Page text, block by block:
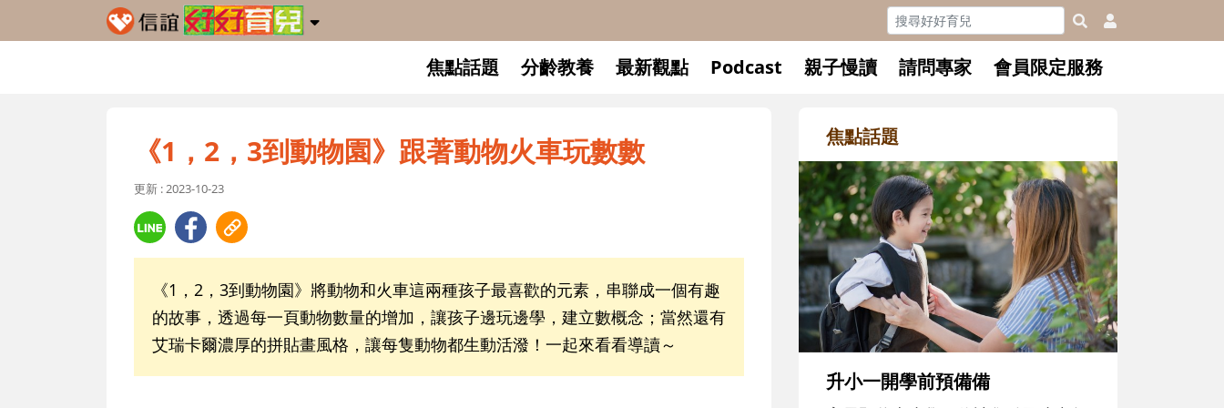
焦點話題 分齡教養 最新觀點 Podcast 親子慢讀 請問專家 會員限定服務
《1，2，3到動物園》跟著動物火車玩數數
更新 : 2023-10-23
《1，2，3到動物園》將動物和火車這兩種孩子最喜歡的元素，串聯成一個有趣
的故事，透過每一頁動物數量的增加，讓孩子邊玩邊學，建立數概念；當然還有
艾瑞卡爾濃厚的拼貼畫風格，讓每隻動物都生動活潑！一起來看看導讀～
焦點話題
和孩子一起長大的那個男人│讀
懂父親的不同模樣
沒有人天生就擅長當爸爸！男人總是
在一次次「前所未有」的體驗中，跟
著孩子一起長大。從給予安全感的肢
體遊戲，到獨立自主、角色認同及解
決問題的能力養成。爸爸正嘗試用不
同的模樣，參與孩子每個重要的成長